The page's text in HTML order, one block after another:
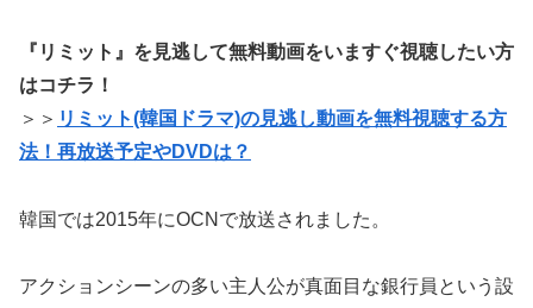
『リミット』を見逃して無料動画をいますぐ視聴したい方
はコチラ！
＞＞ リミット(韓国ドラマ)の見逃し動画を無料視聴する方
法！再放送予定やDVDは？
韓国では2015年にOCNで放送されました。
アクションシーンの多い主人公が真面目な銀行員という設